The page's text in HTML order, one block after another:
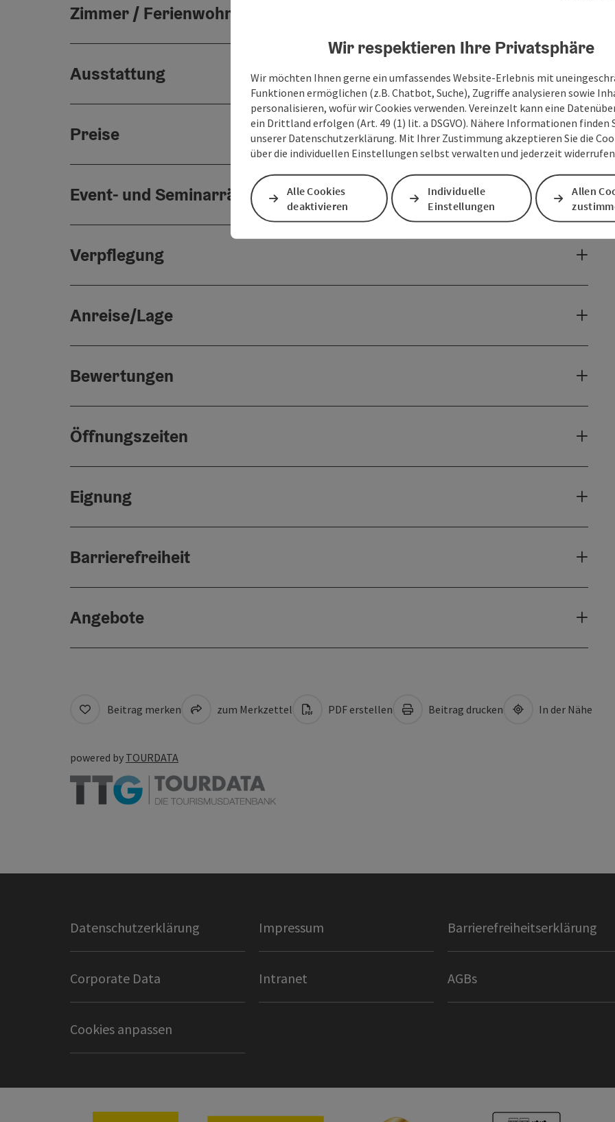
Zimmer / Ferienwohnungen
Ausstattung
Preise
Event- und Seminarräume
Verpflegung
Anreise/Lage
Bewertungen
Öffnungszeiten
Eignung
Barrierefreiheit
Angebote
Beitrag merken zum Merkzettel PDF erstellen Beitrag drucken In der Nähe
powered by TOURDATA
Datenschutzerklärung Impressum Barrierefreiheitserklärung
Corporate Data Intranet AGBs
Cookies anpassen
Wir respektieren Ihre Privatsphäre
Wir möchten Ihnen gerne ein umfassendes Website-Erlebnis mit
Funktionen ermöglichen (z.B. Chatbot, Suche), Zugriffe analysieren sowie
personalisieren, wofür wir Cookies verwenden. Vereinzelt kann eine
ein Drittland erfolgen (Art. 49 (1) lit. a DSGVO). Nähere Informationen finden
unserer Datenschutzerklärung. Mit Ihrer Zustimmung akzeptieren Sie die
über die individuellen Einstellungen selbst verwalten und jederzeit
Alle Cookies
deaktivieren
Individuelle
Einstellungen
Allen